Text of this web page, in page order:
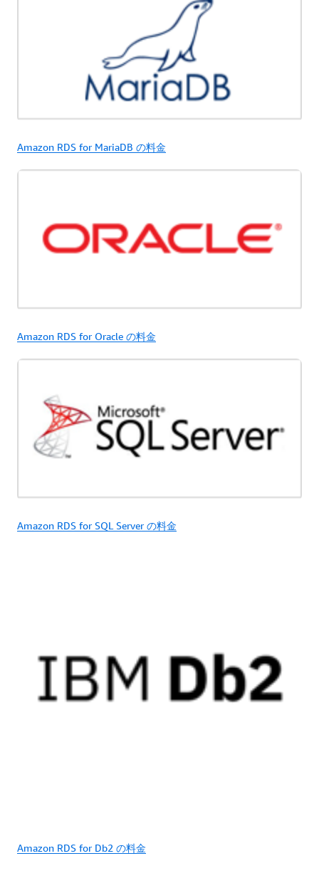
Amazon RDS for MariaDB の料金
Amazon RDS for Oracle の料金
Amazon RDS for SQL Server の料金
Amazon RDS for Db2 の料金